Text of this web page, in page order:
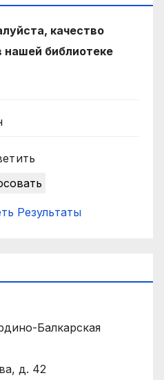
качество
нашей библиотеке
Результаты
Балкарская
д. 42